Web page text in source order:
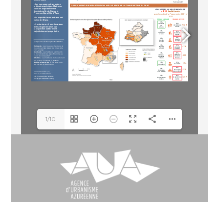
1/10